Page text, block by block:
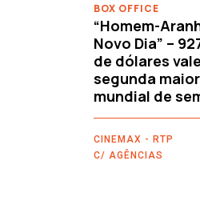
BOX OFFICE
“Homem-
Novo Dia” –
de dólares
segunda
mundial de
CINEMAX - RTP
C/ AGÊNCIAS